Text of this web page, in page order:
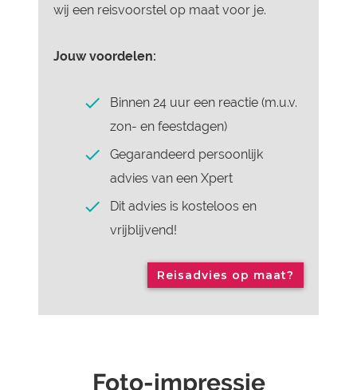
wij een reisvoorstel op maat voor je.
Jouw voordelen:
Binnen 24 uur een reactie (m.u.v.
zon- en feestdagen)
Gegarandeerd persoonlijk
advies van een Xpert
Dit advies is kosteloos en
vrijblijvend!
Reisadvies op maat?
Foto-impressie